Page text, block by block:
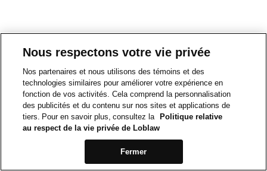
Nous respectons votre vie privée
Nos partenaires et nous utilisons des témoins et des
technologies similaires pour améliorer votre expérience en
fonction de vos activités. Cela comprend la personnalisation
des publicités et du contenu sur nos sites et applications de
tiers. Pour en savoir plus, consultez la
Politique relative
au respect de la vie privée de Loblaw
Fermer